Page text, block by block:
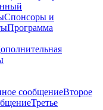
Спонсоры и
Программа
сообщениеВторое
Третье